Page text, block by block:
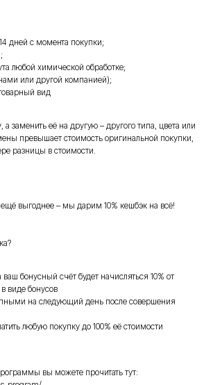
дней с момента покупки;
любой химической обработке;
или другой компанией);
вид
заменить её на другую – другого типа, цвета или
превышает стоимость оригинальной покупки,
разницы в стоимости.
выгоднее – мы дарим 10% кешбэк на всё!
бонусный счёт будет начисляться 10% от
виде бонусов
на следующий день после совершения
любую покупку до 100% её стоимости
вы можете прочитать тут: